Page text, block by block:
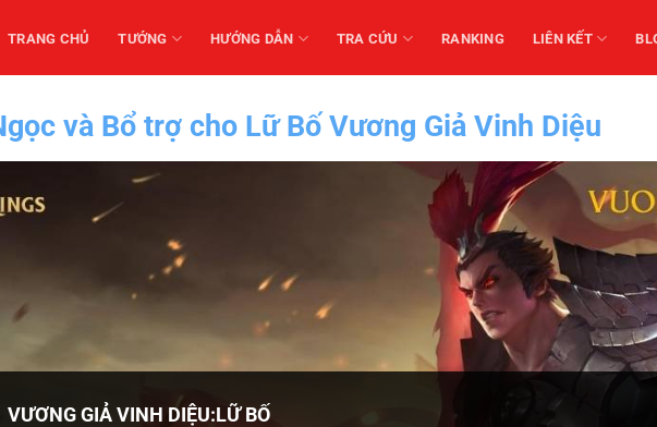
TRANG CHỦ TƯỚNG HƯỚNG DẪN TRA CỨU RANKING LIÊN KẾT
và Bổ trợ cho Lữ Bố Vương Giả Vinh Diệu
VƯƠNG GIẢ VINH DIỆU:LỮ BỐ